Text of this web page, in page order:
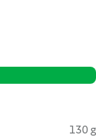
130 g